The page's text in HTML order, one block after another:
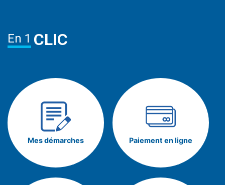
En 1 CLIC
Mes démarches Paiement en ligne